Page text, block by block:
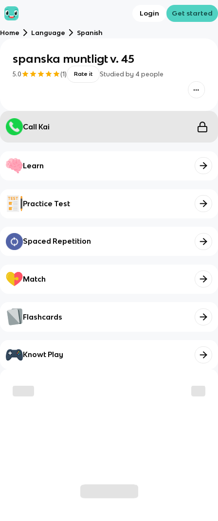
Login Get started
Home Language Spanish
spanska muntligt v. 45
5.0 (1) Rate it Studied by 4 people
Call Kai
Learn
Practice Test
Spaced Repetition
Match
Flashcards
Knowt Play